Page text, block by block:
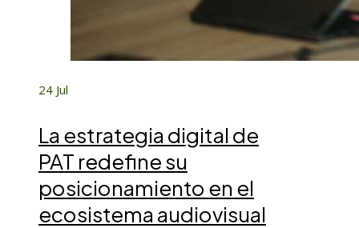
24 Jul
La estrategia digital de
PAT redefine su
posicionamiento en el
ecosistema audiovisual